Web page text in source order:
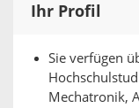
Ihr Profil
Sie verfügen
Mechatronik,